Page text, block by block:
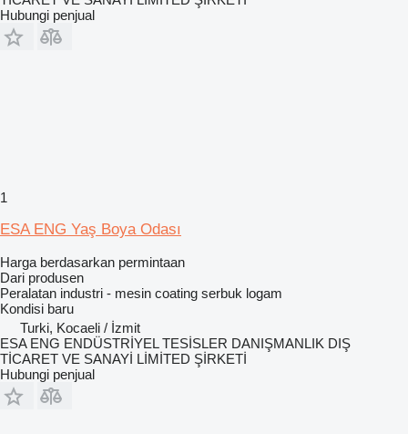
Hubungi penjual
1
ESA ENG Yaş Boya Odası
Harga berdasarkan permintaan
Dari produsen
Peralatan industri - mesin coating serbuk logam
Kondisi baru
Turki, Kocaeli / İzmit
ESA ENG ENDÜSTRİYEL TESİSLER DANIŞMANLIK DIŞ
TİCARET VE SANAYİ LİMİTED ŞİRKETİ
Hubungi penjual